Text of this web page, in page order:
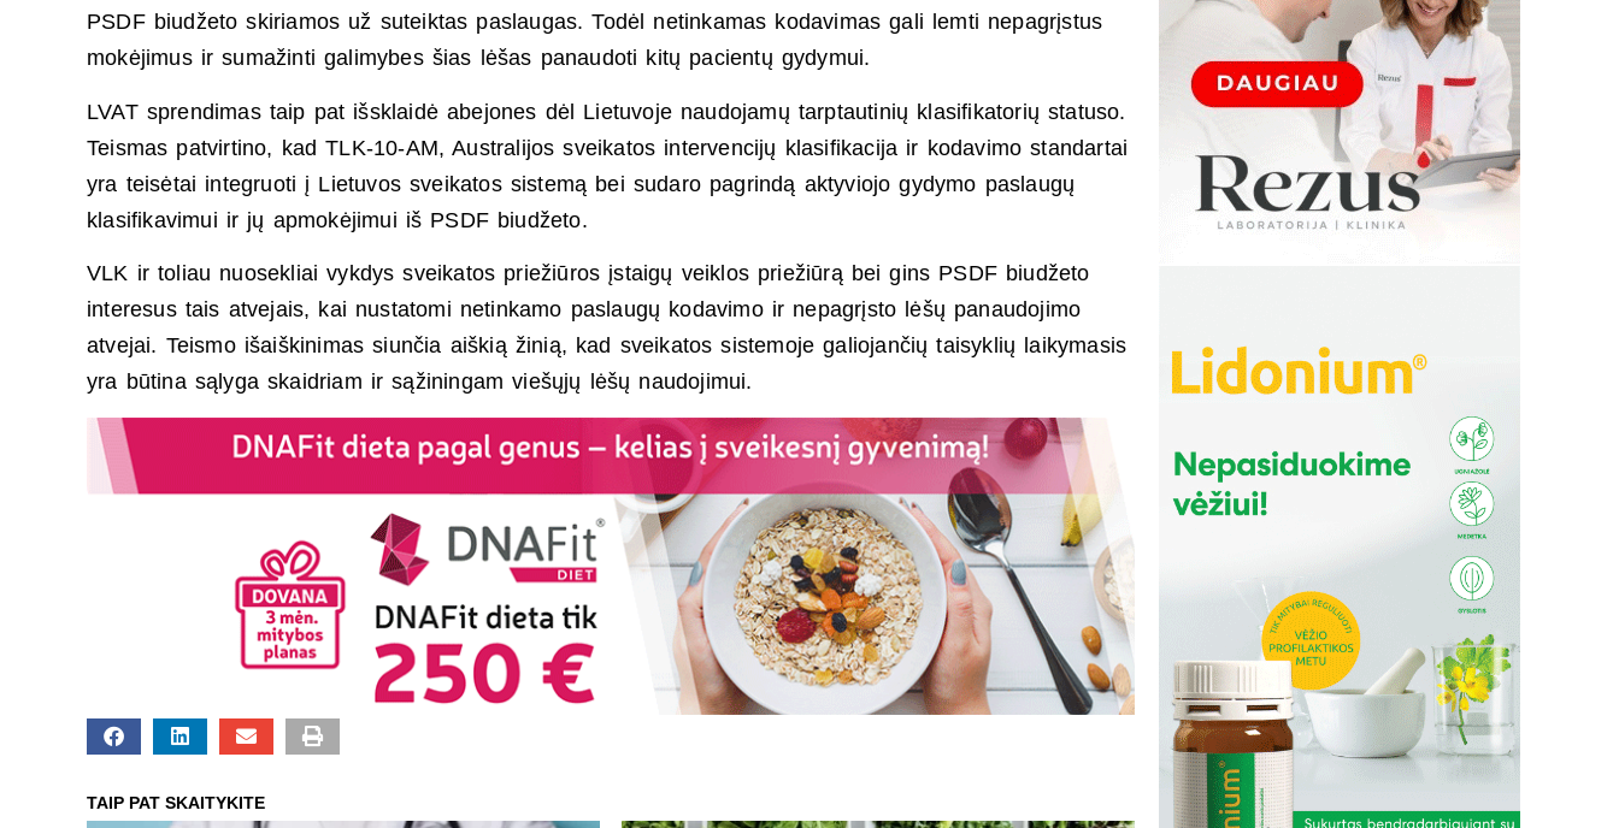
PSDF biudžeto skiriamos už suteiktas paslaugas. Todėl netinkamas kodavimas gali lemti nepagrįstus
mokėjimus ir sumažinti galimybes šias lėšas panaudoti kitų pacientų gydymui.
LVAT sprendimas taip pat išsklaidė abejones dėl Lietuvoje naudojamų tarptautinių klasifikatorių statuso.
Teismas patvirtino, kad TLK-10-AM, Australijos sveikatos intervencijų klasifikacija ir kodavimo standartai
yra teisėtai integruoti į Lietuvos sveikatos sistemą bei sudaro pagrindą aktyviojo gydymo paslaugų
klasifikavimui ir jų apmokėjimui iš PSDF biudžeto.
VLK ir toliau nuosekliai vykdys sveikatos priežiūros įstaigų veiklos priežiūrą bei gins PSDF biudžeto
interesus tais atvejais, kai nustatomi netinkamo paslaugų kodavimo ir nepagrįsto lėšų panaudojimo
atvejai. Teismo išaiškinimas siunčia aiškią žinią, kad sveikatos sistemoje galiojančių taisyklių laikymasis
yra būtina sąlyga skaidriam ir sąžiningam viešųjų lėšų naudojimui.
TAIP PAT SKAITYKITE